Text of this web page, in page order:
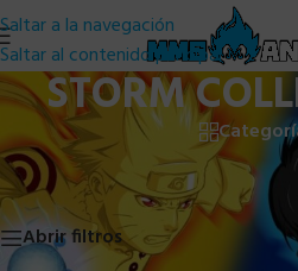
Saltar a la navegación
Saltar al contenido principal
STORM
Inicio/Otros /STORM COLLECTIBLES
Mostrando los 11 resultados
Abrir filtros